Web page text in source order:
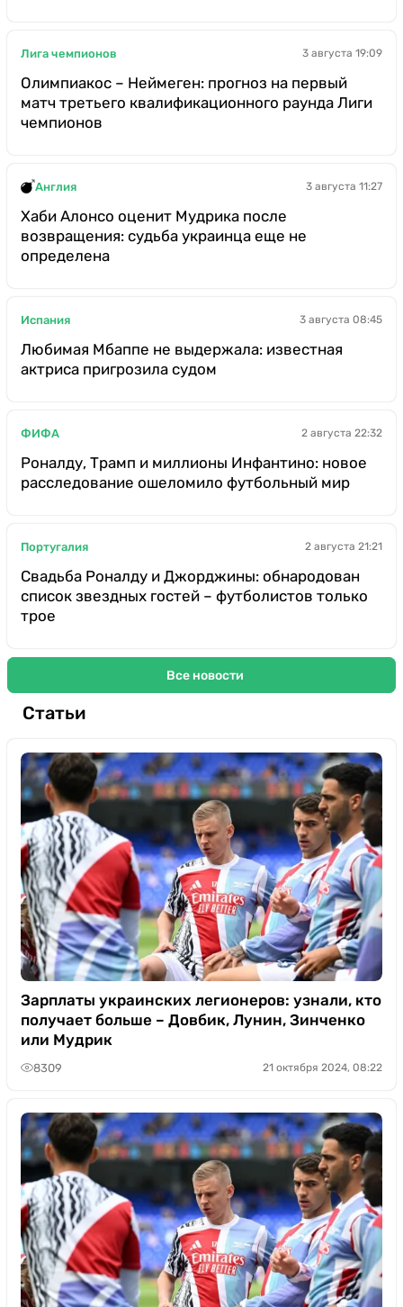
Лига чемпионов 3 августа 19:09
Олимпиакос – Неймеген: прогноз на первый
матч третьего квалификационного раунда Лиги
чемпионов
Англия 3 августа 11:27
Хаби Алонсо оценит Мудрика после
возвращения: судьба украинца еще не
определена
Испания 3 августа 08:45
Любимая Мбаппе не выдержала: известная
актриса пригрозила судом
ФИФА 2 августа 22:32
Роналду, Трамп и миллионы Инфантино: новое
расследование ошеломило футбольный мир
Португалия 2 августа 21:21
Свадьба Роналду и Джорджины: обнародован
список звездных гостей – футболистов только
трое
Все новости
Статьи
Зарплаты украинских легионеров: узнали, кто
получает больше – Довбик, Лунин, Зинченко
или Мудрик
8309 21 октября 2024, 08:22